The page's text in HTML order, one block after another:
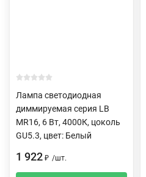
Лампа светодиодная
диммируемая серия LB
MR16, 6 Вт, 4000К, цоколь
GU5.3, цвет: Белый
1 922 ₽ /шт.